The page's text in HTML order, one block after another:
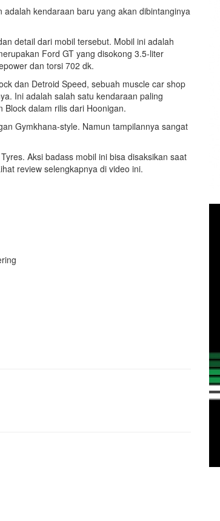
adalah kendaraan baru yang akan dibintanginya
detail dari mobil tersebut. Mobil ini adalah
Ford GT yang disokong 3.5-liter
dan torsi 702 dk.
dan Detroid Speed, sebuah muscle car shop
Ini adalah salah satu kendaraan paling
dalam rilis dari Hoonigan.
Gymkhana-style. Namun tampilannya sangat
Aksi badass mobil ini bisa disaksikan saat
review selengkapnya di video ini.